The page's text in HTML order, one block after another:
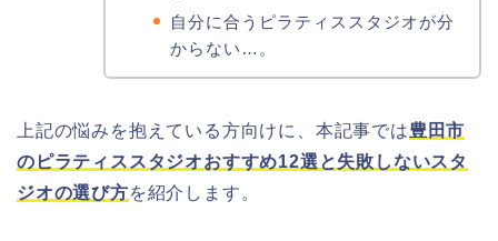
自分に合うピラティススタジオが分
からない…。
上記の悩みを抱えている方向けに、本記事では豊田市
のピラティススタジオおすすめ12選と失敗しないスタ
ジオの選び方を紹介します。